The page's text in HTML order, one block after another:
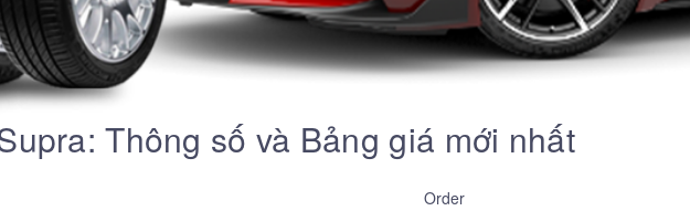
Thông số và Bảng giá mới nhất
Order